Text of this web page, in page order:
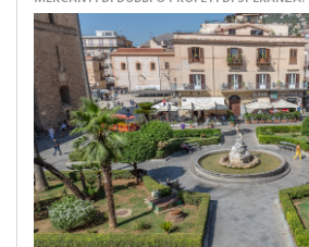
MERCANTI DI DUBBI O PROFETI DI SPERANZA?